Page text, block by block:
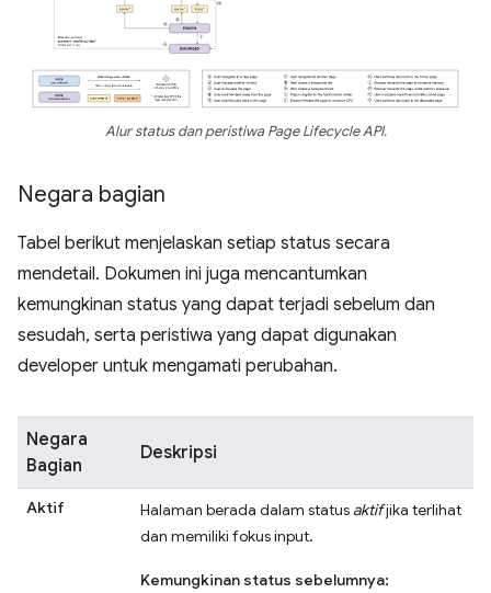
Alur status dan peristiwa Page Lifecycle API.
Negara bagian
Tabel berikut menjelaskan setiap status secara
mendetail. Dokumen ini juga mencantumkan
kemungkinan status yang dapat terjadi sebelum dan
sesudah, serta peristiwa yang dapat digunakan
developer untuk mengamati perubahan.
Negara
Bagian
Deskripsi
Aktif Halaman berada dalam status aktifjika terlihat
dan memiliki fokus input.
Kemungkinan status sebelumnya: